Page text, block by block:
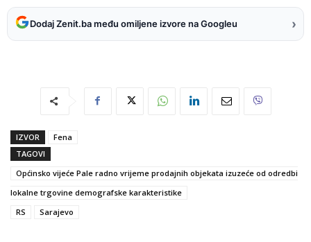
Dodaj Zenit.ba među omiljene izvore na Googleu ›
IZVOR
Fena
TAGOVI
Općinsko vijeće Pale radno vrijeme prodajnih objekata izuzeće od odredbi
lokalne trgovine demografske karakteristike
RS
Sarajevo